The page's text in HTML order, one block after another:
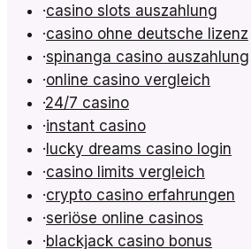
·casino slots auszahlung
·casino ohne deutsche lizenz
·spinanga casino auszahlung
·online casino vergleich
·24/7 casino
·instant casino
·lucky dreams casino login
·casino limits vergleich
·crypto casino erfahrungen
·seriöse online casinos
·blackjack casino bonus